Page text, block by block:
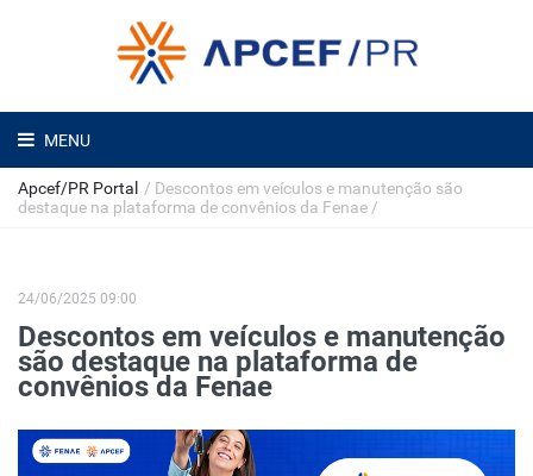
MENU
Apcef/PR Portal / Descontos em veículos e manutenção são
destaque na plataforma de convênios da Fenae /
24/06/2025 09:00
Descontos em veículos e manutenção
são destaque na plataforma de
convênios da Fenae